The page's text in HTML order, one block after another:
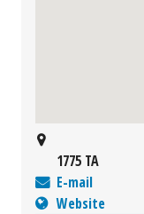
1775 TA
E-mail
Website